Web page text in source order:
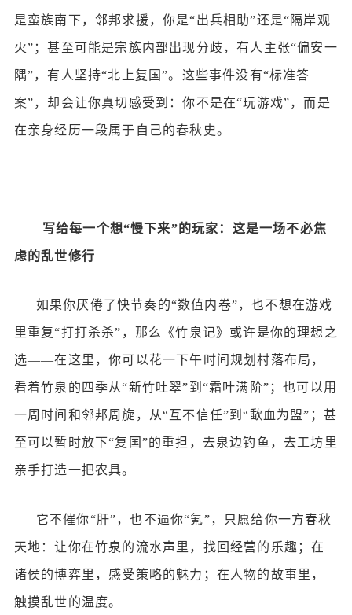
是蛮族南下，邻邦求援，你是“出兵相助”还是“隔岸观
火”；甚至可能是宗族内部出现分歧，有人主张“偏安一
隅”，有人坚持“北上复国”。这些事件没有“标准答
案”，却会让你真切感受到：你不是在“玩游戏”，而是
在亲身经历一段属于自己的春秋史。
写给每一个想“慢下来”的玩家：这是一场不必焦
虑的乱世修行
如果你厌倦了快节奏的“数值内卷”，也不想在游戏
里重复“打打杀杀”，那么《竹泉记》或许是你的理想之
选——在这里，你可以花一下午时间规划村落布局，
看着竹泉的四季从“新竹吐翠”到“霜叶满阶”；也可以用
一周时间和邻邦周旋，从“互不信任”到“歃血为盟”；甚
至可以暂时放下“复国”的重担，去泉边钓鱼，去工坊里
亲手打造一把农具。
它不催你“肝”，也不逼你“氪”，只愿给你一方春秋
天地：让你在竹泉的流水声里，找回经营的乐趣；在
诸侯的博弈里，感受策略的魅力；在人物的故事里，
触摸乱世的温度。